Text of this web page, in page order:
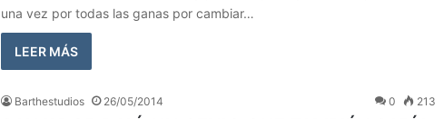
una vez por todas las ganas por cambiar…
LEER MÁS
Barthestudios 26/05/2014 0 213